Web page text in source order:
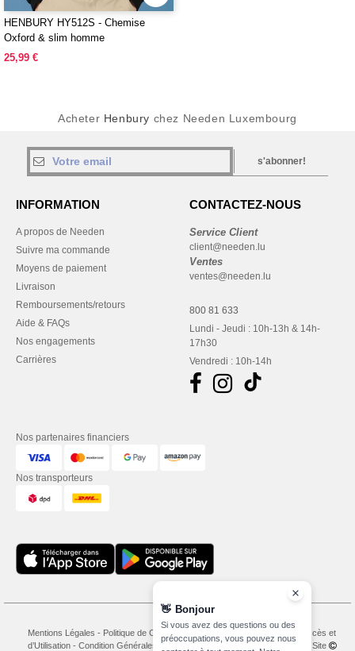
HENBURY HY512S - Chemise
Oxford & slim homme
25,99 €
Acheter Henbury chez Needen Luxembourg
s'abonner!
INFORMATION
A propos de Needen
Suivre ma commande
Moyens de paiement
Livraison
Remboursements/retours
Aide & FAQs
Nos engagements
Carrières
CONTACTEZ-NOUS
Service Client
client@needen.lu
Ventes
ventes@needen.lu
800 81 633
Lundi - Jeudi : 10h-13h & 14h-
17h30
Vendredi : 10h-14h
Nos partenaires financiers
Nos transporteurs
Mentions Légales - Politique de Confidentialité
Conditions Générales d’Accès et
d’Utilisation- Condition Générales d'Achat - Politique de Cookies Plan du Site
👋 Bonjour
Si vous avez des questions ou des
préoccupations, vous pouvez nous